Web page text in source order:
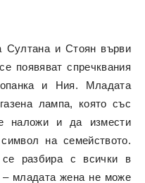
Султана и Стоян върви
появяват спречквания
и Ния. Младата
лампа, която със
наложи и да измести
на семейството.
разбира с всички в
младата жена не може